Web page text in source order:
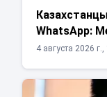
WhatsApp:
4 августа 2026